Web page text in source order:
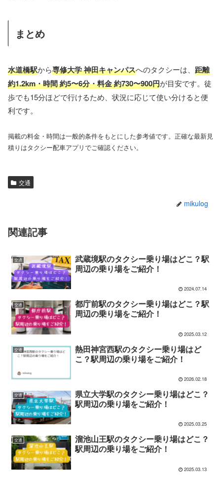
まとめ
水道橋駅から専修大学 神田キャンパスへのタクシーは、 距離
約1.2km・時間 約5〜6分・料金 約730〜900円が目安です。徒
歩でも15分ほどで行けるため、状況に応じて使い分けると便
利です。
掲載の料金・時間は一般的条件をもとにした参考値です。正確な最新見
積りはタクシー配車アプリでご確認ください。
交通
mikulog
関連記事
交通
武蔵境駅のタクシー乗り場はどこ？駅
周辺の乗り場をご紹介！
2024.07.14
交通
都庁前駅のタクシー乗り場はどこ？駅
周辺の乗り場をご紹介！
2025.03.12
交通
熱田神宮西駅のタクシー乗り場はど
こ？駅周辺の乗り場をご紹介！
2026.02.18
交通
県立大学駅のタクシー乗り場はどこ？
駅周辺の乗り場をご紹介！
2025.03.25
交通
溜池山王駅のタクシー乗り場はどこ？
駅周辺の乗り場をご紹介！
2025.03.13